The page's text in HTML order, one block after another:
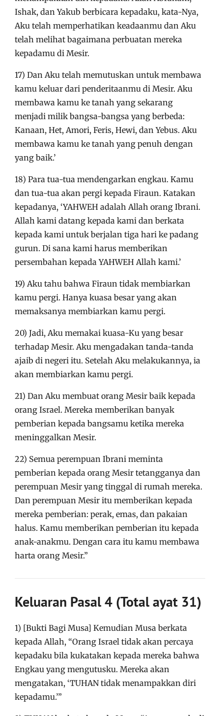
Ishak, dan Yakub berbicara kepadaku, kata-Nya,
Aku telah memperhatikan keadaanmu dan Aku
telah melihat bagaimana perbuatan mereka
kepadamu di Mesir.
17) Dan Aku telah memutuskan untuk membawa
kamu keluar dari penderitaanmu di Mesir. Aku
membawa kamu ke tanah yang sekarang
menjadi milik bangsa-bangsa yang berbeda:
Kanaan, Het, Amori, Feris, Hewi, dan Yebus. Aku
membawa kamu ke tanah yang penuh dengan
yang baik.’
18) Para tua-tua mendengarkan engkau. Kamu
dan tua-tua akan pergi kepada Firaun. Katakan
kepadanya, ‘YAHWEH adalah Allah orang Ibrani.
Allah kami datang kepada kami dan berkata
kepada kami untuk berjalan tiga hari ke padang
gurun. Di sana kami harus memberikan
persembahan kepada YAHWEH Allah kami.’
19) Aku tahu bahwa Firaun tidak membiarkan
kamu pergi. Hanya kuasa besar yang akan
memaksanya membiarkan kamu pergi.
20) Jadi, Aku memakai kuasa-Ku yang besar
terhadap Mesir. Aku mengadakan tanda-tanda
ajaib di negeri itu. Setelah Aku melakukannya, ia
akan membiarkan kamu pergi.
21) Dan Aku membuat orang Mesir baik kepada
orang Israel. Mereka memberikan banyak
pemberian kepada bangsamu ketika mereka
meninggalkan Mesir.
22) Semua perempuan Ibrani meminta
pemberian kepada orang Mesir tetangganya dan
perempuan Mesir yang tinggal di rumah mereka.
Dan perempuan Mesir itu memberikan kepada
mereka pemberian: perak, emas, dan pakaian
halus. Kamu memberikan pemberian itu kepada
anak-anakmu. Dengan cara itu kamu membawa
harta orang Mesir.”
Keluaran Pasal 4 (Total ayat 31)
1) [Bukti Bagi Musa] Kemudian Musa berkata
kepada Allah, “Orang Israel tidak akan percaya
kepadaku bila kukatakan kepada mereka bahwa
Engkau yang mengutusku. Mereka akan
mengatakan, ‘TUHAN tidak menampakkan diri
kepadamu.’”